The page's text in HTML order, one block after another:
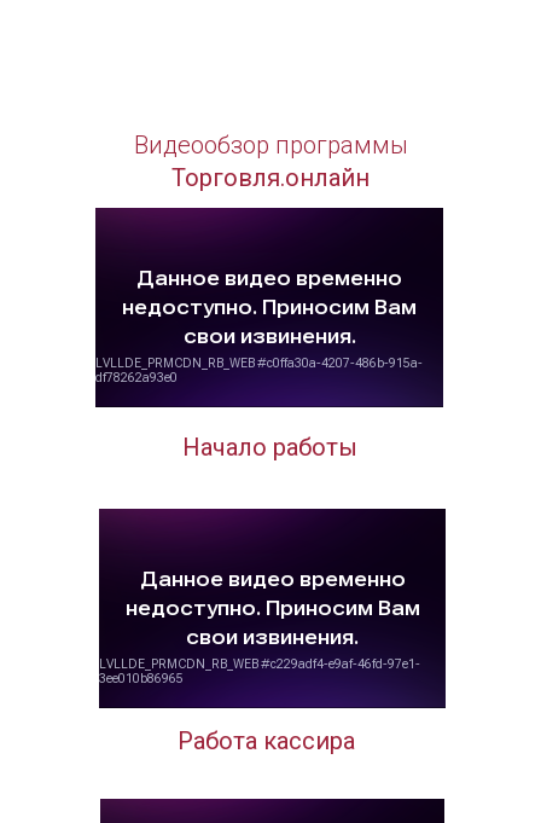
Работа кассира
Начало работы
Видеообзор программы
Торговля.онлайн